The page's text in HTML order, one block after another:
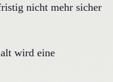
nicht mehr sicher
wird eine